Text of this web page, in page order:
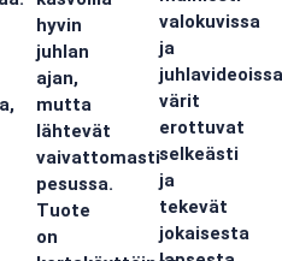
hyvin
juhlan
ajan,
mutta
lähtevät
vaivattomasti
pesussa.
Tuote
on
valokuvissa
ja
värit
erottuvat
selkeästi
ja
tekevät
jokaisesta